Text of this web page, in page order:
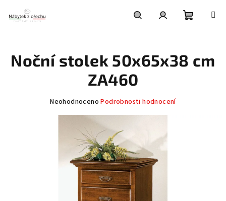
obsah
košík
Noční stolek 50x65x38 cm
ZA460
Průměrné
hvězdiček.
Neohodnoceno Podrobnosti hodnocení